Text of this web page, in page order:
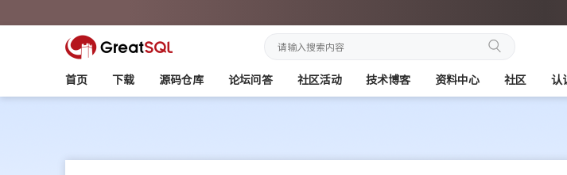
首页 下载 源码仓库 论坛问答 社区活动 技术博客 资料中心 社区 认